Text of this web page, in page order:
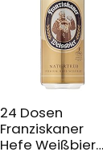
24 Dosen
Franziskaner
Hefe Weißbier